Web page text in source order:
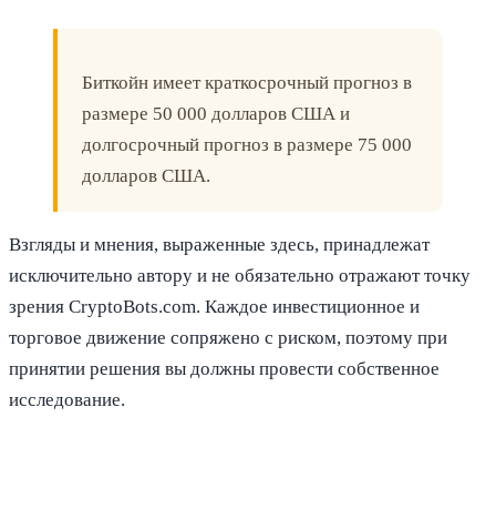
Биткойн имеет краткосрочный прогноз в
размере 50 000 долларов США и
долгосрочный прогноз в размере 75 000
долларов США.
Взгляды и мнения, выраженные здесь, принадлежат
исключительно автору и не обязательно отражают точку
зрения CryptoBots.com. Каждое инвестиционное и
торговое движение сопряжено с риском, поэтому при
принятии решения вы должны провести собственное
исследование.